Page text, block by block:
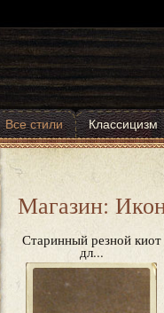
Все стили
Классицизм
Магазин:
Старинный резной киот
дл...